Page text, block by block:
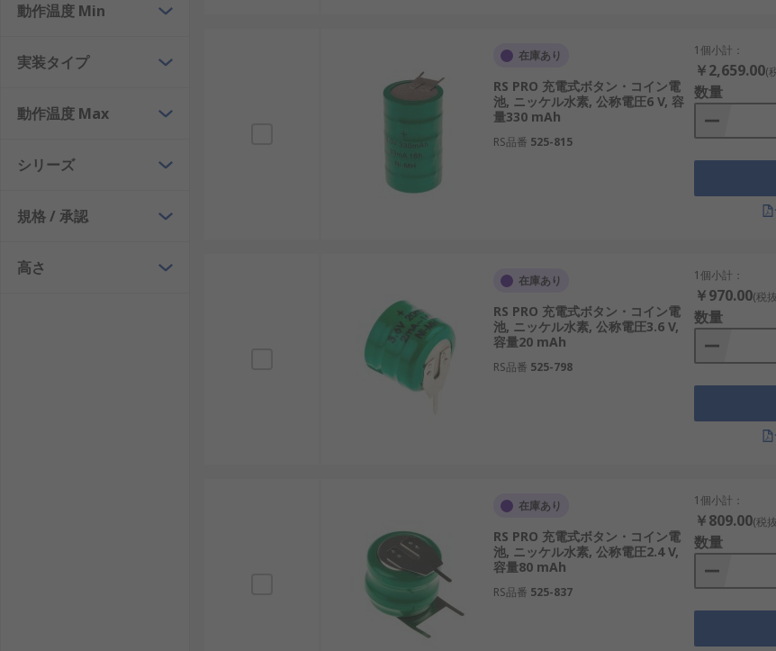
充電ボタン電池の利点
充電ボタン電池は、繰り返し使用できる点を中心に、多くの利点を持っています。小型電源が必要な場面で、運
繰り返し使用できる利便性：医療機器の設定保持、産業用センサーのバックアップ電源などで交換頻度を減
安定した電圧供給：時計回路、メモリ保持回路などで電圧変動を抑えた運用が可能です。
省資源・環境配慮：廃棄量の削減により、再生可能エネルギー関連装置やIoT機器との相性が良好です。
長期的な経済性：初期の値段は高めでも、繰り返し使うことでコスパに優れます。例として、物流管理タ
設計の柔軟性：多様なサイズと電圧があり、国内の半導体評価機器や産業ロボット周辺機器にも対応できま
次に注意点として、いくつかのデメリットも理解しておく必要があります。
サイズ：直径と厚みを確認し、物理的に適合するかを検討します。
電池タイプ：NiMHやリチウムなど、特性の異なるタイプから用途に合うものを選びます。
直径：同じ電圧でも直径が異なる場合があるため、実装スペースを考慮します。
充電ボタン電池のメーカー
動作温度 Min
実装タイプ
動作温度 Max
シリーズ
規格 / 承認
高さ
在庫あり
RS PRO 充電式ボタン・コイン電
池, ニッケル水素, 公称電圧6 V, 容
量330 mAh
RS品番 525-815
1個小計：
￥2,659.00(
数量
在庫あり
RS PRO 充電式ボタン・コイン電
池, ニッケル水素, 公称電圧3.6 V,
容量20 mAh
RS品番 525-798
1個小計：
￥970.00(税
数量
在庫あり
RS PRO 充電式ボタン・コイン電
池, ニッケル水素, 公称電圧2.4 V,
容量80 mAh
RS品番 525-837
1個小計：
￥809.00(税
数量